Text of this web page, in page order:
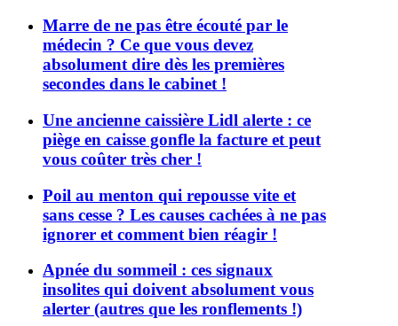
Marre de ne pas être écouté par le
médecin ? Ce que vous devez
absolument dire dès les premières
secondes dans le cabinet !
Une ancienne caissière Lidl alerte : ce
piège en caisse gonfle la facture et peut
vous coûter très cher !
Poil au menton qui repousse vite et
sans cesse ? Les causes cachées à ne pas
ignorer et comment bien réagir !
Apnée du sommeil : ces signaux
insolites qui doivent absolument vous
alerter (autres que les ronflements !)